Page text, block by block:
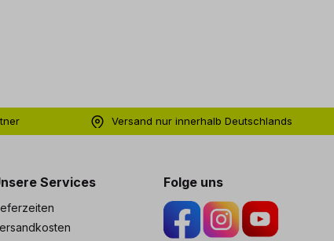
Versand nur innerhalb Deutschlands
Services Folge uns